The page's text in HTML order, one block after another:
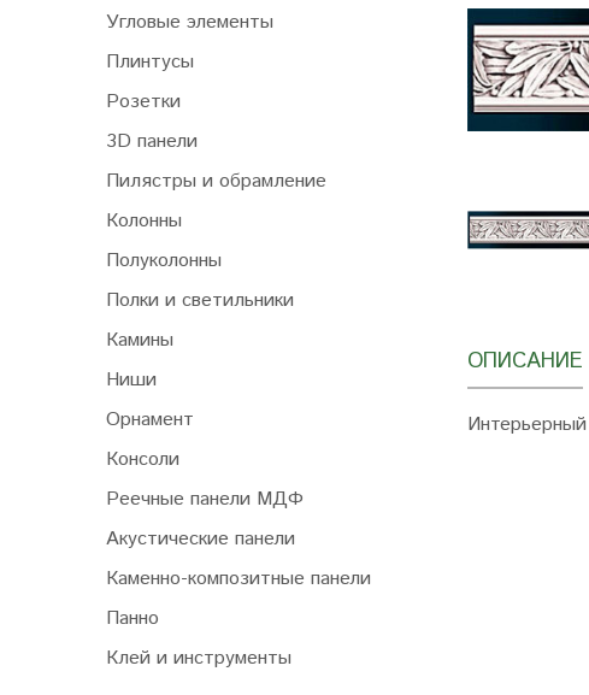
Угловые элементы
Плинтусы
Розетки
3D панели
Пилястры и обрамление
Колонны
Полуколонны
Полки и светильники
Камины
Ниши
Орнамент
Консоли
Реечные панели МДФ
Акустические панели
Каменно-композитные панели
Панно
Клей и инструменты
ОПИСАНИЕ